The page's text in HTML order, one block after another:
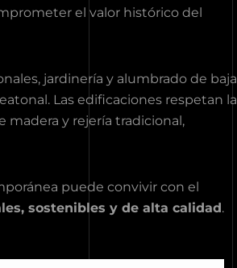
el valor histórico del
jardinería y alumbrado de baja
Las edificaciones respetan la
madera y rejería tradicional,
puede convivir con el
sostenibles y de alta calidad.